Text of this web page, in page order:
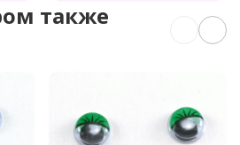
также